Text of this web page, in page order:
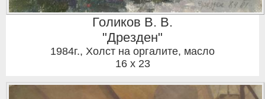
Голиков В. В.
"Дрезден"
1984г., Холст на оргалите, масло
16 x 23